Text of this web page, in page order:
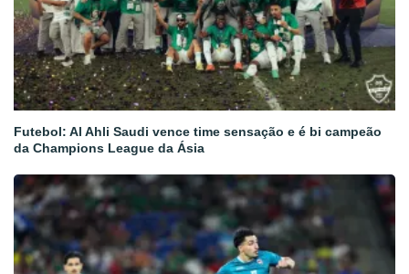
Futebol: Al Ahli Saudi vence time sensação e é bi campeão
da Champions League da Ásia